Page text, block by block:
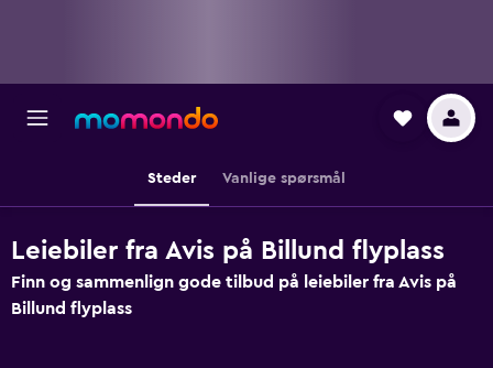
Steder Vanlige spørsmål
Leiebiler fra Avis på Billund flyplass
Finn og sammenlign gode tilbud på leiebiler fra Avis på
Billund flyplass